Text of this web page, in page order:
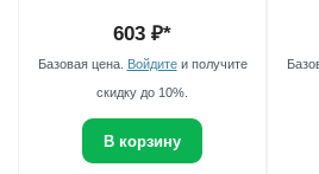
603 ₽*
Базовая цена. Войдитеи получите
скидку до 10%.
В корзину